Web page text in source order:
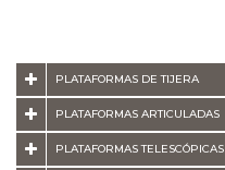
PLATAFORMAS DE TIJERA
PLATAFORMAS ARTICULADAS
PLATAFORMAS TELESCÓPICAS